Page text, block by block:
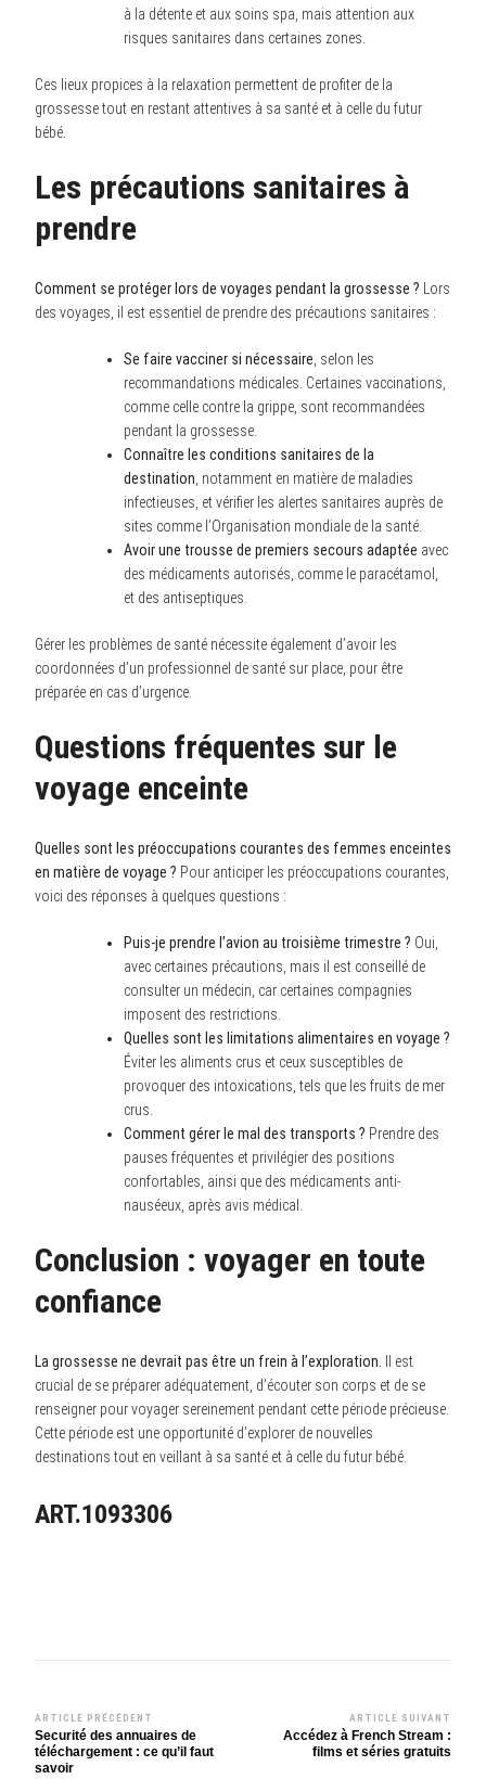
à la détente et aux soins spa, mais attention aux
risques sanitaires dans certaines zones.
Ces lieux propices à la relaxation permettent de profiter de la
grossesse tout en restant attentives à sa santé et à celle du futur
bébé.
Les précautions sanitaires à
prendre
Comment se protéger lors de voyages pendant la grossesse ? Lors
des voyages, il est essentiel de prendre des précautions sanitaires :
Se faire vacciner si nécessaire , selon les
recommandations médicales. Certaines vaccinations,
comme celle contre la grippe, sont recommandées
pendant la grossesse.
Connaître les conditions sanitaires de la
destination , notamment en matière de maladies
infectieuses, et vérifier les alertes sanitaires auprès de
sites comme l’Organisation mondiale de la santé.
Avoir une trousse de premiers secours adaptée avec
des médicaments autorisés, comme le paracétamol,
et des antiseptiques.
Gérer les problèmes de santé nécessite également d’avoir les
coordonnées d’un professionnel de santé sur place, pour être
préparée en cas d’urgence.
Questions fréquentes sur le
voyage enceinte
Quelles sont les préoccupations courantes des femmes enceintes
en matière de voyage ? Pour anticiper les préoccupations courantes,
voici des réponses à quelques questions :
Puis-je prendre l’avion au troisième trimestre ? Oui,
avec certaines précautions, mais il est conseillé de
consulter un médecin, car certaines compagnies
imposent des restrictions.
Quelles sont les limitations alimentaires en voyage ?
Éviter les aliments crus et ceux susceptibles de
provoquer des intoxications, tels que les fruits de mer
crus.
Comment gérer le mal des transports ? Prendre des
pauses fréquentes et privilégier des positions
confortables, ainsi que des médicaments anti-
nauséeux, après avis médical.
Conclusion : voyager en toute
confiance
La grossesse ne devrait pas être un frein à l’exploration.
Il est
crucial de se préparer adéquatement, d’écouter son corps et de se
renseigner pour voyager sereinement pendant cette période précieuse.
Cette période est une opportunité d’explorer de nouvelles
destinations tout en veillant à sa santé et à celle du futur bébé.
ART.1093306
Navigation
d’article
ARTICLE PRÉCÉDENT
Securité des annuaires de
téléchargement : ce qu’il faut
savoir
ARTICLE SUIVANT
Accédez à French Stream :
films et séries gratuits